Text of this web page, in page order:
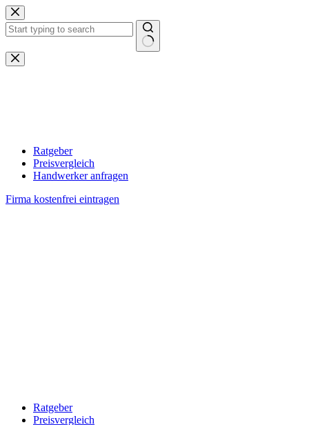
Zum
Inhalt
springen
Keine
Ergebnisse
Ratgeber
Preisvergleich
Handwerker anfragen
Firma kostenfrei eintragen
Ratgeber
Preisvergleich